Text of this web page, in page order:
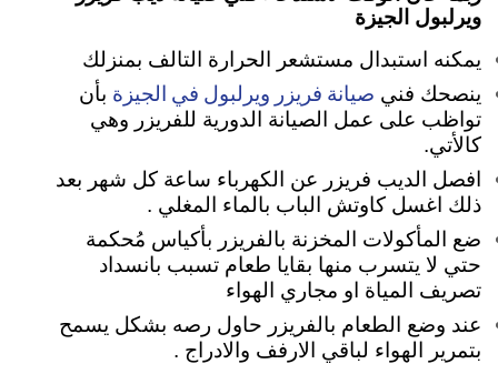
ويرلبول الجيزة
يمكنه استبدال مستشعر الحرارة التالف بمنزلك
ينصحك فني صيانة فريزر ويرلبول في الجيزة بأن
تواظب على عمل الصيانة الدورية للفريزر وهي
كالأتي.
افصل الديب فريزر عن الكهرباء ساعة كل شهر بعد
ذلك اغسل كاوتش الباب بالماء المغلي .
ضع المأكولات المخزنة بالفريزر بأكياس مُحكمة
حتي لا يتسرب منها بقايا طعام تسبب بانسداد
تصريف المياة او مجاري الهواء
عند وضع الطعام بالفريزر حاول رصه بشكل يسمح
بتمرير الهواء لباقي الارفف والادراج .